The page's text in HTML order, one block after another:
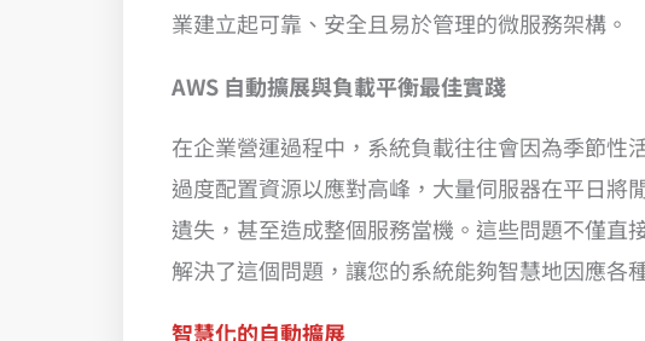
業建立起可靠、安全且易於管理的微服務架構。
AWS 自動擴展與負載平衡最佳實踐
在企業營運過程中，系統負載往往會因為季節性
過度配置資源以應對高峰，大量伺服器在平日
遺失，甚至造成整個服務當機。這些問題不僅直
解決了這個問題，讓您的系統能夠智慧地因應各
智慧化的自動擴展